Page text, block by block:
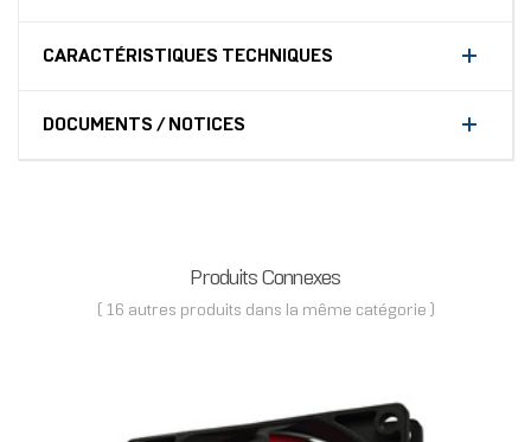
CARACTÉRISTIQUES TECHNIQUES
DOCUMENTS / NOTICES
Produits Connexes
( 16 autres produits dans la même catégorie )